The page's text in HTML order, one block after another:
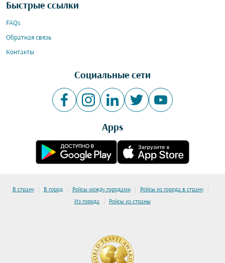
Быстрые ссылки
FAQs
Обратная связь
Контакты
Социальные сети
Apps
В страну | В город | Рейсы между городами | Рейсы из города в страну |
Из города | Рейсы из страны